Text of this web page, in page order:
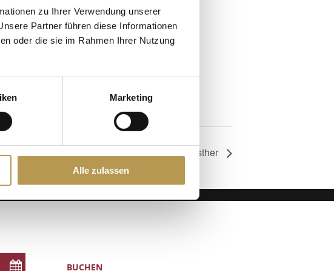
zu Ihrer Verwendung unserer
Partner führen diese Informationen
oder die sie im Rahmen Ihrer Nutzung
Marketing
Alle zulassen
Honigtraum Aufguss mit Esther